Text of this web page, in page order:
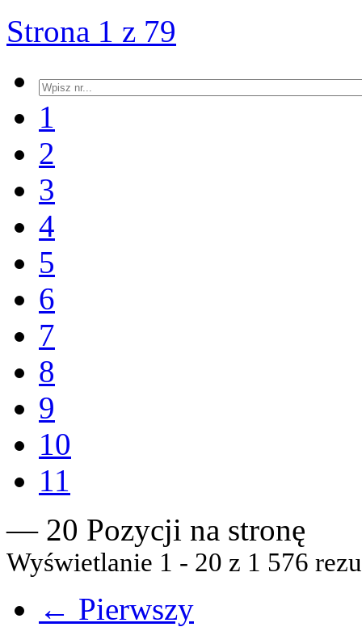
Strona 1 z 79
1
2
3
4
5
6
7
8
9
10
11
— 20 Pozycji na stronę
Wyświetlanie 1 - 20 z 1 576
← Pierwszy